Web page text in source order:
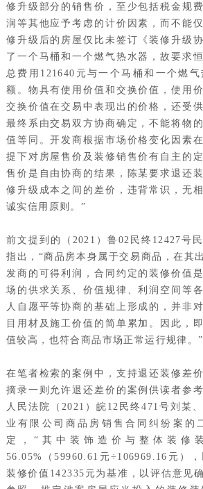
修升级部分的销售价，至少包括税金规
润等其他应予考虑的计价因素，而不能
修升级后的房屋仅比未签订《装修升级
了一个马桶和一个燃气热水器，故要求
总费用121640元与一个马桶和一个燃
额。物具有使用价值和交换价值，使用
交换价值在交易中表现出的价格，还受
最终系由交易双方协商确定，不能将物
值等同。开发商根据市场价格变化因素
提下对房屋售价及装修销售价有自主的
售价是自由协商的结果，陈某要求退还
修升级成本之间的差价，违背常识，无
诚实信用原则。”
前文提到的（2021）鲁02民终12427号
指出，“商品房本身属于交易商品，在其
发商的可得利润，合同约定的装修价值
场的供求关系、价值规律、利润空间等
人自愿平等协商的基础上形成的，并非
目用材及施工价值的简单累加。因此，
值较高，也符合商品市场正常运行规律。”
在笔者检索的案例中，支持退还装修差
摘录一则允许退还差价的案例供读者参
人民法院（2021）皖12民终471号刘某
业有限公司商品房销售合同纠纷案的
定，“其中装饰造价与整体装修
56.05%（59960.61元÷106969.16元）
装修价值142335元为基准，以评估意见